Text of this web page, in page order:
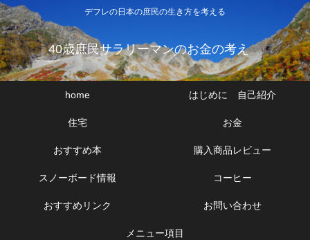
デフレの日本の庶民の生き方を考える
40歳庶民サラリーマンのお金の考え
home はじめに 自己紹介
住宅 お金
おすすめ本 購入商品レビュー
スノーボード情報 コーヒー
おすすめリンク お問い合わせ
メニュー項目